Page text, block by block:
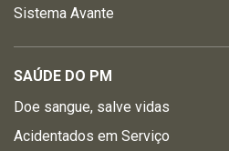
Sistema Avante
SAÚDE DO PM
Doe sangue, salve vidas
Acidentados em Serviço